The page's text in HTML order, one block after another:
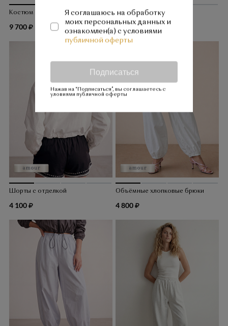
Костюм с эффектом денима
9 700
Шорты с отделкой
4 100
Шорты с отделкой
4 100
Объёмные хлопковые брюки
4 800
Я соглашаюсь на обработку
моих персональных данных и
ознакомлен(а) с условиями
публичной оферты
Подписаться
Нажав на “Подписаться”, вы соглашаетесь с
уловиями публичной оферты